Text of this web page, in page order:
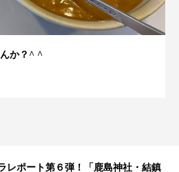
卯之庵の絶品親子丼
レポート第５弾！「かしば香るみ